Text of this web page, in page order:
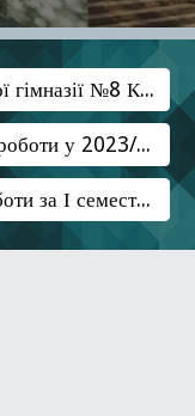
План виховної роботи Криворізької гімназії №8 КМР на 2023-2024 навчальний рік
Наказ "Про організацію виховної роботи у 2023/2024 навчальному році"
Наказ "Про підсумки виховної роботи за І семестр 2023/2024 н.р."